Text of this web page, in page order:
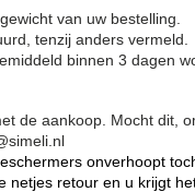
van uw bestelling.
tenzij anders vermeld.
binnen 3 dagen
de aankoop. Mocht dit,
onverhoopt
retour en u krijgt